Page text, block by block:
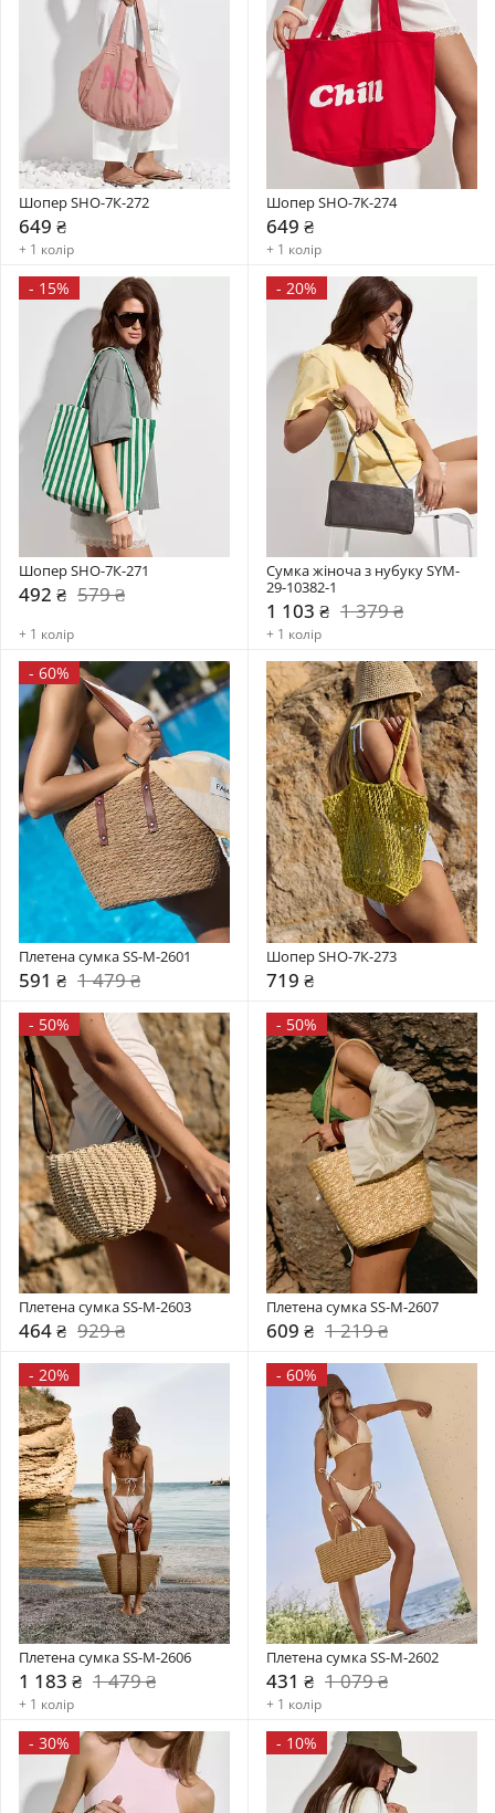
Шопер SHO-7К-272
649 ₴
+ 1 колір
Шопер SHO-7К-274
649 ₴
+ 1 колір
- 15%
Шопер SHO-7К-271
492 ₴ 579 ₴
+ 1 колір
- 20%
Сумка жіноча з нубуку SYM-
29-10382-1
1 103 ₴ 1 379 ₴
+ 1 колір
- 60%
Плетена сумка SS-M-2601
591 ₴ 1 479 ₴
Шопер SHO-7К-273
719 ₴
- 50%
Плетена сумка SS-M-2603
464 ₴ 929 ₴
- 50%
Плетена сумка SS-M-2607
609 ₴ 1 219 ₴
- 20%
Плетена сумка SS-M-2606
1 183 ₴ 1 479 ₴
+ 1 колір
- 60%
Плетена сумка SS-M-2602
431 ₴ 1 079 ₴
+ 1 колір
- 30% - 10%